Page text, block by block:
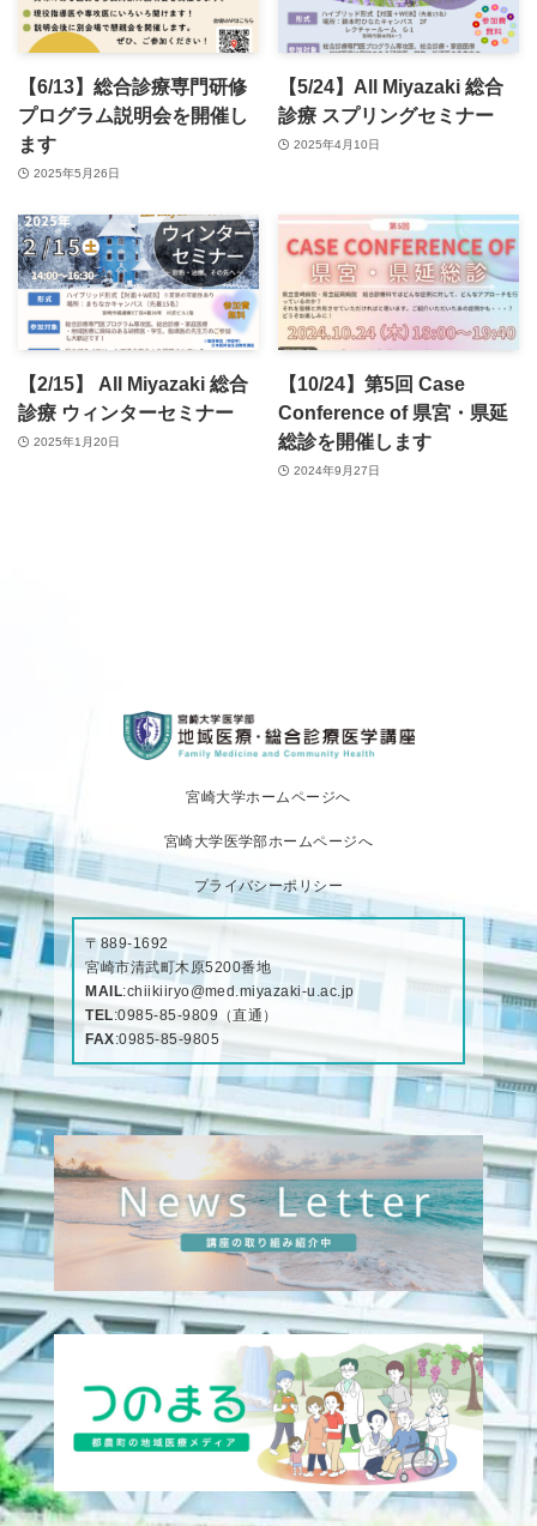
【6/13】総合診療専門研修
プログラム説明会を開催し
ます
2025年5月26日
【5/24】All Miyazaki 総合
診療 スプリングセミナー
2025年4月10日
【2/15】 All Miyazaki 総合
診療 ウィンターセミナー
2025年1月20日
【10/24】第5回 Case
Conference of 県宮・県延
総診を開催します
2024年9月27日
宮崎大学ホームページへ
宮崎大学医学部ホームページへ
プライバシーポリシー
〒889-1692
宮崎市清武町木原5200番地
MAIL:chiikiiryo@med.miyazaki-u.ac.jp
TEL:0985-85-9809 （直通）
FAX:0985-85-9805